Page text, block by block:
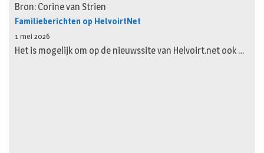
Bron: Corine van Strien
Familieberichten op HelvoirtNet
1 mei 2026
Het is mogelijk om op de nieuwssite van Helvoirt.net ook …